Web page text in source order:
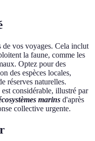
de vos voyages. Cela inclut
la faune, comme les
Optez pour des
des espèces locales,
réserves naturelles.
considérable, illustré par
marins d'après
collective urgente.